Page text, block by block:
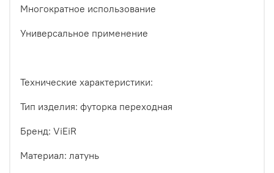
Многократное использование
Универсальное применение
Технические характеристики:
Тип изделия: футорка переходная
Бренд: ViEiR
Материал: латунь